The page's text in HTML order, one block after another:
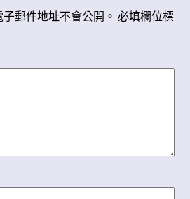
郵件地址不會公開。 必填欄位標